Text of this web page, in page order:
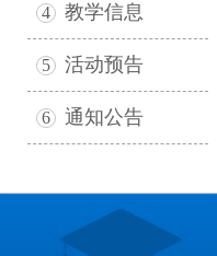
4 教学信息
5 活动预告
6 通知公告